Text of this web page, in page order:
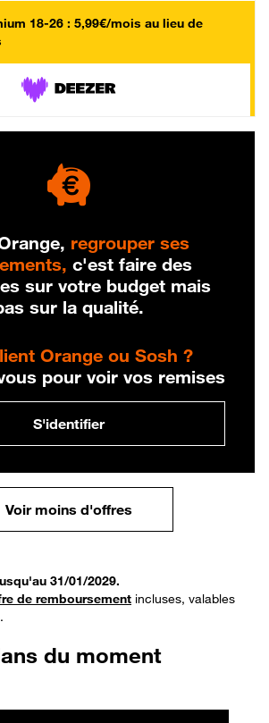
18-26 : 5,99€/mois au lieu de
regrouper ses
c'est faire des
sur votre budget mais
sur la qualité.
Orange ou Sosh ?
pour voir vos remises
S'identifier
Voir moins d'offres
31/01/2029.
de remboursement incluses, valables
du moment